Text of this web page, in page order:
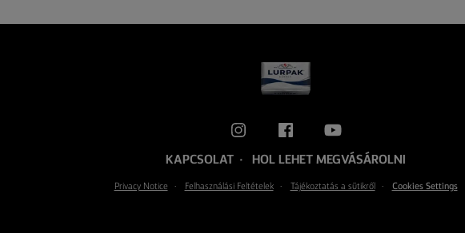
KAPCSOLAT HOL LEHET MEGVÁSÁROLNI
Privacy Notice Felhasználási Feltételek Tájékoztatás a sütikről Cookies Settings